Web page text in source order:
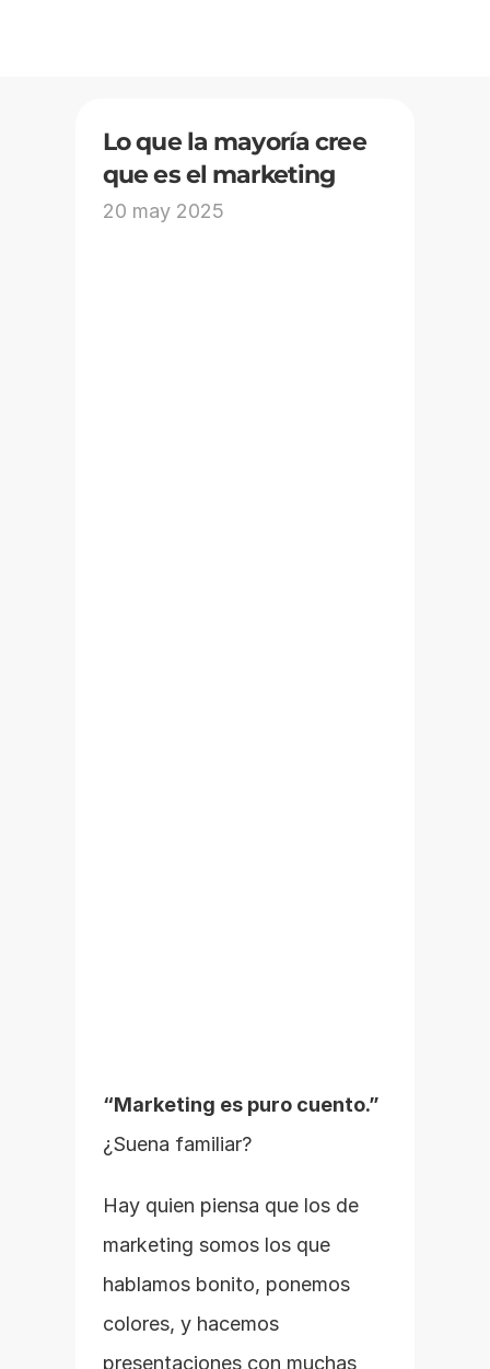
Lo que la mayoría cree
que es el marketing
20 may 2025
¿Suena familiar?
Hay quien piensa que los de
marketing somos los que
hablamos bonito, ponemos
colores, y hacemos
presentaciones con muchas